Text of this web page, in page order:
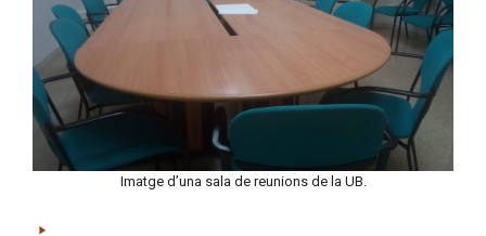
Imatge d’una sala de reunions de la UB.